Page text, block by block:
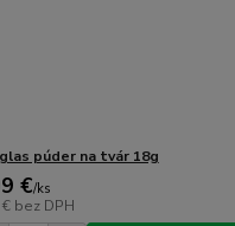
púder na tvár 18g
€/ks
€ bez DPH